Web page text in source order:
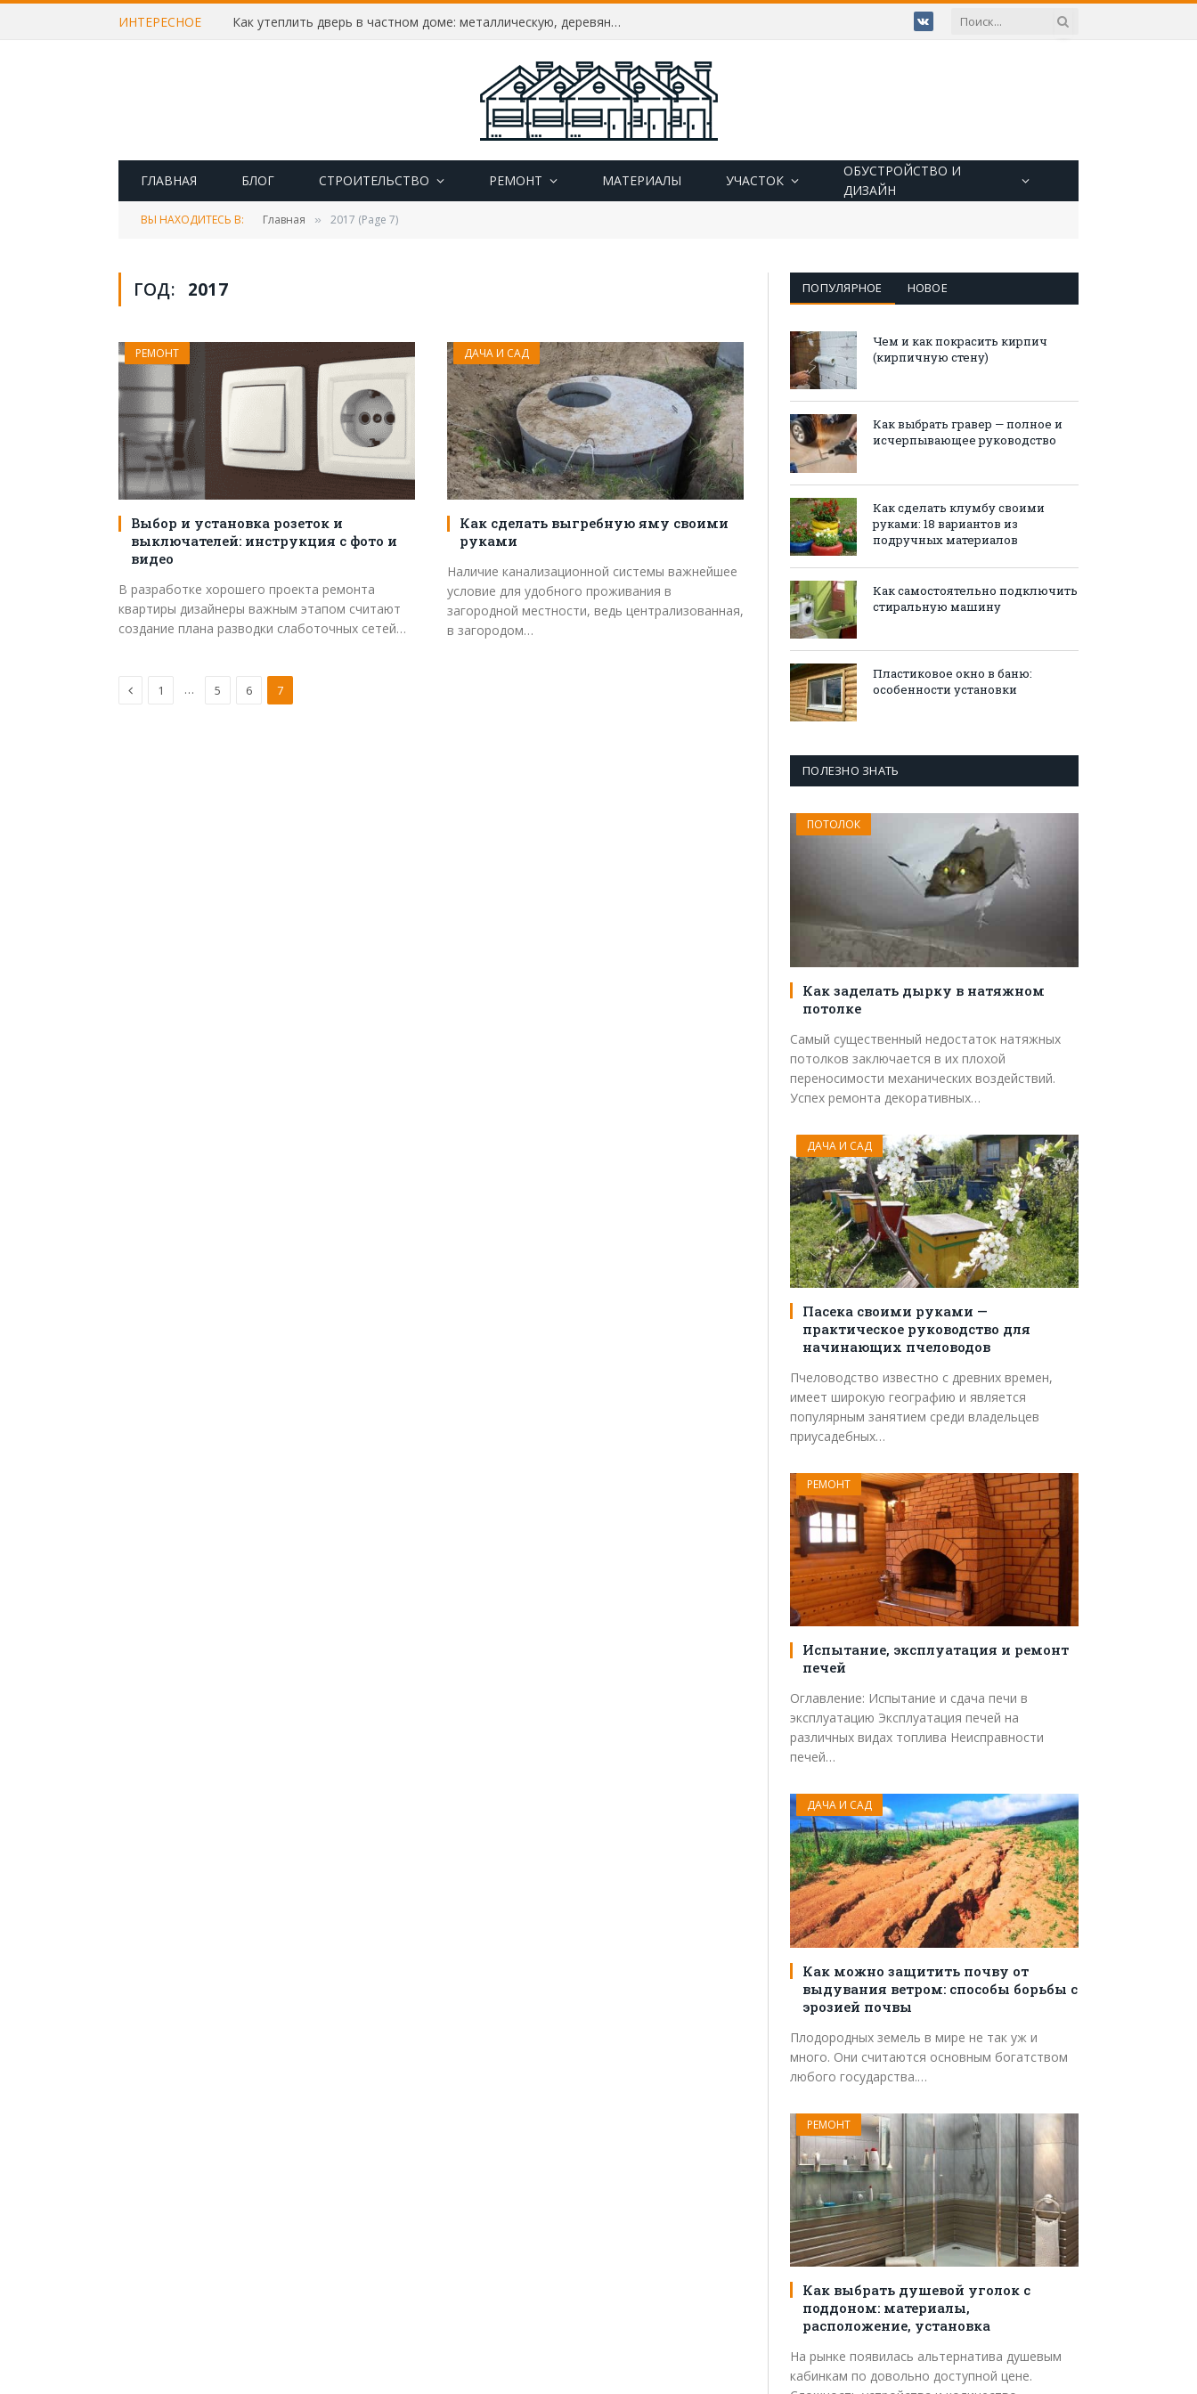
ИНТЕРЕСНОЕ Как утеплить дверь в частном доме: металлическую, деревянную, пластиковую, утепление своими руками VKontakte
ГЛАВНАЯ БЛОГ СТРОИТЕЛЬСТВО РЕМОНТ МАТЕРИАЛЫ УЧАСТОК
ОБУСТРОЙСТВО И
ДИЗАЙН
ВЫ НАХОДИТЕСЬ В: Главная » 2017 (Page 7)
ГОД: 2017
РЕМОНТ
Выбор и установка розеток и
выключателей: инструкция с фото и
видео
В разработке хорошего проекта ремонта
квартиры дизайнеры важным этапом считают
создание плана разводки слаботочных сетей…
ДАЧА И САД
Как сделать выгребную яму своими
руками
Наличие канализационной системы важнейшее
условие для удобного проживания в
загородной местности, ведь централизованная,
в загородом…
Предыдущая
1 … 5 6 7
ПОПУЛЯРНОЕ НОВОЕ
Чем и как покрасить кирпич
(кирпичную стену)
Как выбрать гравер — полное и
исчерпывающее руководство
Как сделать клумбу своими
руками: 18 вариантов из
подручных материалов
Как самостоятельно подключить
стиральную машину
Пластиковое окно в баню:
особенности установки
ПОЛЕЗНО ЗНАТЬ
ПОТОЛОК
Как заделать дырку в натяжном
потолке
Самый существенный недостаток натяжных
потолков заключается в их плохой
переносимости механических воздействий.
Успех ремонта декоративных…
ДАЧА И САД
Пасека своими руками —
практическое руководство для
начинающих пчеловодов
Пчеловодство известно с древних времен,
имеет широкую географию и является
популярным занятием среди владельцев
приусадебных…
РЕМОНТ
Испытание, эксплуатация и ремонт
печей
Оглавление: Испытание и сдача печи в
эксплуатацию Эксплуатация печей на
различных видах топлива Неисправности
печей…
ДАЧА И САД
Как можно защитить почву от
выдувания ветром: способы борьбы с
эрозией почвы
Плодородных земель в мире не так уж и
много. Они считаются основным богатством
любого государства.…
РЕМОНТ
Как выбрать душевой уголок с
поддоном: материалы,
расположение, установка
На рынке появилась альтернатива душевым
кабинкам по довольно доступной цене.